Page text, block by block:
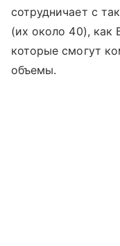
сотрудничает с
(их около 40), как
которые смогут
объемы.